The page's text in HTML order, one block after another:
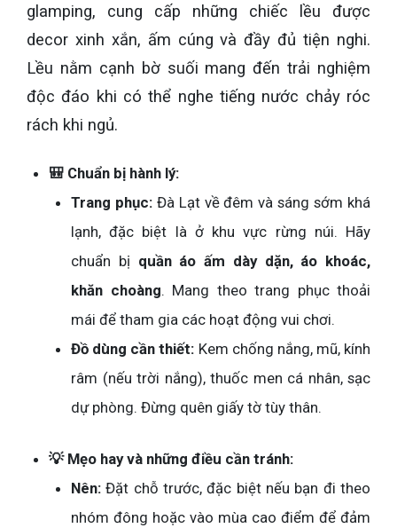
glamping, cung cấp những chiếc lều được
decor xinh xắn, ấm cúng và đầy đủ tiện nghi.
Lều nằm cạnh bờ suối mang đến trải nghiệm
độc đáo khi có thể nghe tiếng nước chảy róc
rách khi ngủ.
🎒 Chuẩn bị hành lý:
Trang phục:Đà Lạt về đêm và sáng sớm khá
lạnh, đặc biệt là ở khu vực rừng núi. Hãy
chuẩn bị quần áo ấm dày dặn, áo khoác,
khăn choàng. Mang theo trang phục thoải
mái để tham gia các hoạt động vui chơi.
Đồ dùng cần thiết: Kem chống nắng, mũ, kính
râm (nếu trời nắng), thuốc men cá nhân, sạc
dự phòng. Đừng quên giấy tờ tùy thân.
💡 Mẹo hay và những điều cần tránh:
Nên: Đặt chỗ trước, đặc biệt nếu bạn đi theo
nhóm đông hoặc vào mùa cao điểm để đảm